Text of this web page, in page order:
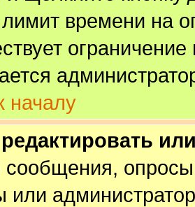
лимит времени на
ограничение
началу
сообщения, опросы
или